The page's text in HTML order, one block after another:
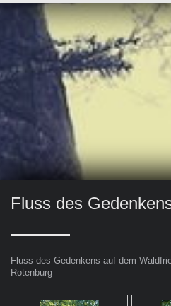
Fluss des
Fluss des Gedenkens auf dem
Rotenburg